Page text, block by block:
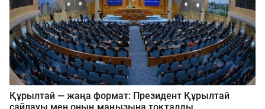
Құрылтай — жаңа формат: Президент Құрылтай